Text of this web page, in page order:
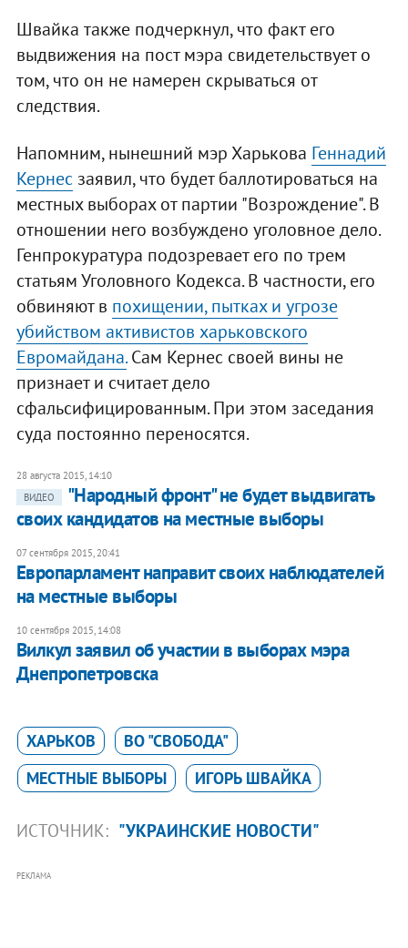
Швайка также подчеркнул, что факт его
выдвижения на пост мэра свидетельствует о
том, что он не намерен скрываться от
следствия.
Напомним, нынешний мэр Харькова Геннадий
Кернесзаявил, что будет баллотироваться на
местных выборах от партии "Возрождение". В
отношении него возбуждено уголовное дело.
Генпрокуратура подозревает его по трем
статьям Уголовного Кодекса. В частности, его
обвиняют в похищении, пытках и угрозе
убийством активистов харьковского
Евромайдана.Сам Кернес своей вины не
признает и считает дело
сфальсифицированным. При этом заседания
суда постоянно переносятся.
28 августа 2015, 14:10
ВИДЕО
"Народный фронт" не будет выдвигать
своих кандидатов на местные выборы
07 сентября 2015, 20:41
Европарламент направит своих наблюдателей
на местные выборы
10 сентября 2015, 14:08
Вилкул заявил об участии в выборах мэра
Днепропетровска
ХАРЬКОВ
ВО "СВОБОДА"
МЕСТНЫЕ ВЫБОРЫ
ИГОРЬ ШВАЙКА
ИСТОЧНИК: "УКРАИНСКИЕ НОВОСТИ"
РЕКЛАМА